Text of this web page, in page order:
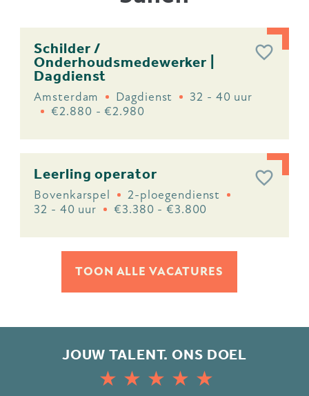
Schilder /
Onderhoudsmedewerker |
Dagdienst
Amsterdam Dagdienst
32 - 40 uur
€2.880 - €2.980
Leerling operator
Bovenkarspel
2-ploegendienst
32 - 40 uur
€3.380 - €3.800
TOON ALLE VACATURES
JOUW TALENT. ONS DOEL